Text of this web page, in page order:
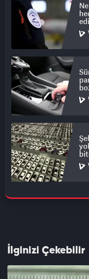
İlginizi Çekebilir